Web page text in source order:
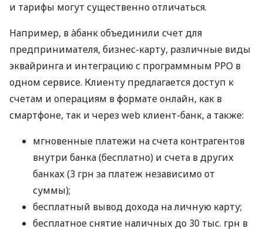
и тарифы могут существенно отличаться.
Например, в àбанк объединили счет для
предпринимателя, бизнес-карту, различные виды
эквайринга и интеграцию с программным РРО в
одном сервисе. Клиенту предлагается доступ к
счетам и операциям в формате онлайн, как в
смартфоне, так и через web клиент-банк, а также:
мгновенные платежи на счета контрагентов
внутри банка (бесплатно) и счета в других
банках (3 грн за платеж независимо от
суммы);
бесплатный вывод дохода на личную карту;
бесплатное снятие наличных до 30 тыс. грн в